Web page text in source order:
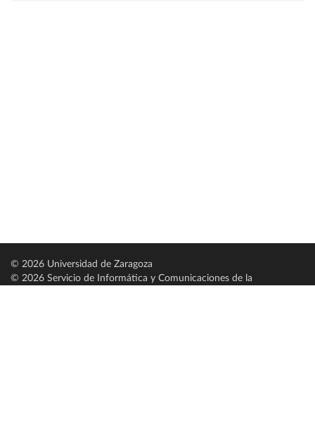
© 2026 Universidad de Zaragoza
© 2026 Servicio de Informática y Comunicaciones de la